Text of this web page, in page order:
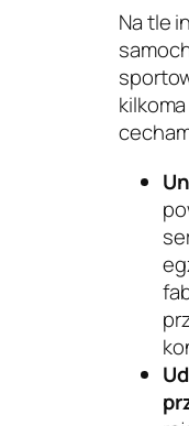
Na tle